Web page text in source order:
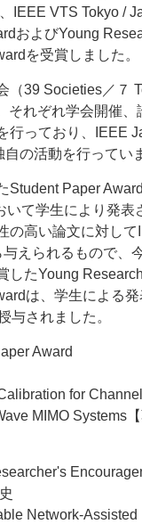
IEEE VTS Tokyo /
およびYoung
を受賞しました。
（39 Societies／７
それぞれ学会開催、
行っており、IEEE
の活動を行ってい
Student Paper
いて学生により発表
の高い論文に対して
えられるもので、
したYoung
は、学生による
与されました。
Award
for
MIMO Systems
Network-